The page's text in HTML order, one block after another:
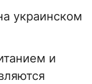
украинском
и